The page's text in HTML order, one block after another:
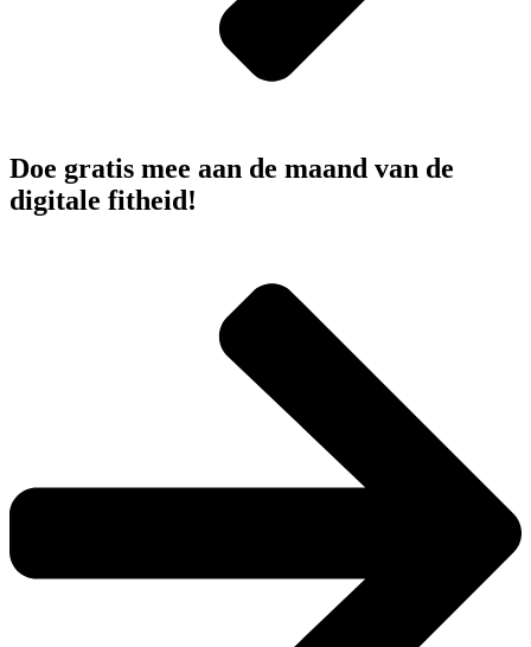
Doe gratis mee aan de maand van de
digitale fitheid!